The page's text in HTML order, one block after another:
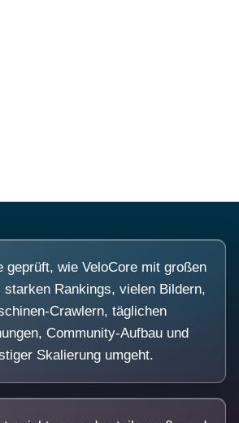
geprüft, wie VeloCore mit großen
starken Rankings, vielen Bildern,
Crawlern, täglichen
Community-Aufbau und
Skalierung umgeht.